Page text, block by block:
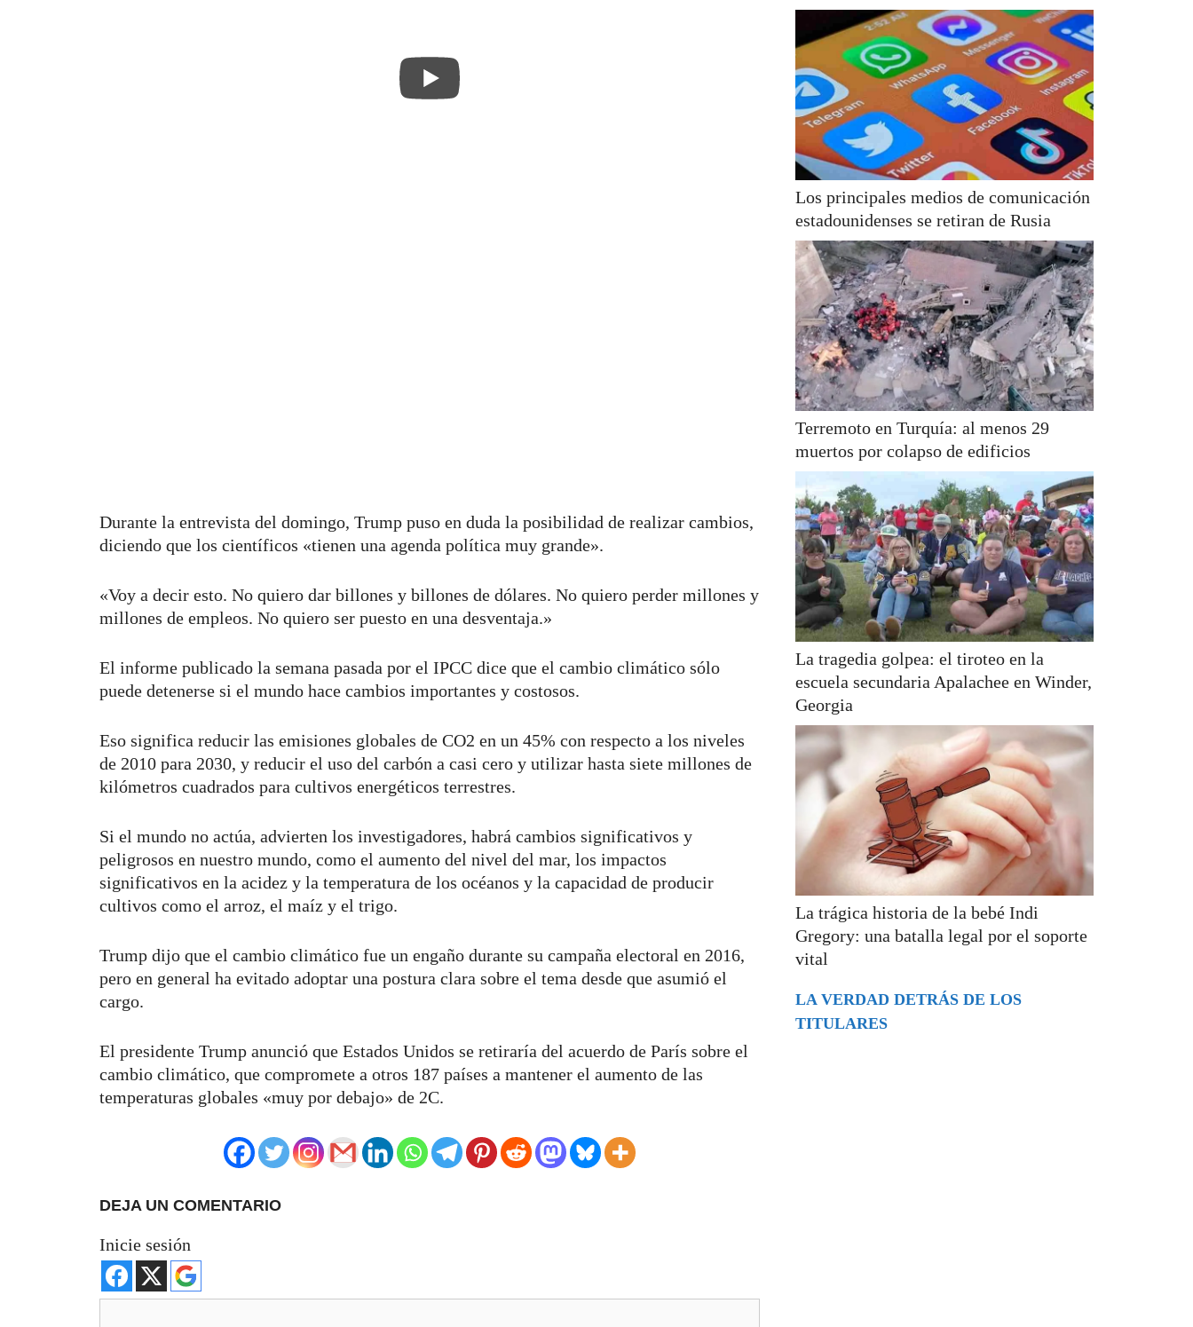
Durante la entrevista del domingo, Trump puso en duda la posibilidad de realizar cambios,
diciendo que los científicos «tienen una agenda política muy grande».
«Voy a decir esto. No quiero dar billones y billones de dólares. No quiero perder millones y
millones de empleos. No quiero ser puesto en una desventaja.»
El informe publicado la semana pasada por el IPCC dice que el cambio climático sólo
puede detenerse si el mundo hace cambios importantes y costosos.
Eso significa reducir las emisiones globales de CO2 en un 45% con respecto a los niveles
de 2010 para 2030, y reducir el uso del carbón a casi cero y utilizar hasta siete millones de
kilómetros cuadrados para cultivos energéticos terrestres.
Si el mundo no actúa, advierten los investigadores, habrá cambios significativos y
peligrosos en nuestro mundo, como el aumento del nivel del mar, los impactos
significativos en la acidez y la temperatura de los océanos y la capacidad de producir
cultivos como el arroz, el maíz y el trigo.
Trump dijo que el cambio climático fue un engaño durante su campaña electoral en 2016,
pero en general ha evitado adoptar una postura clara sobre el tema desde que asumió el
cargo.
El presidente Trump anunció que Estados Unidos se retiraría del acuerdo de París sobre el
cambio climático, que compromete a otros 187 países a mantener el aumento de las
temperaturas globales «muy por debajo» de 2C.
DEJA UN COMENTARIO
Inicie sesión
Los principales medios de comunicación
estadounidenses se retiran de Rusia
Terremoto en Turquía: al menos 29
muertos por colapso de edificios
La tragedia golpea: el tiroteo en la
escuela secundaria Apalachee en Winder,
Georgia
La trágica historia de la bebé Indi
Gregory: una batalla legal por el soporte
vital
LA VERDAD DETRÁS DE LOS
TITULARES